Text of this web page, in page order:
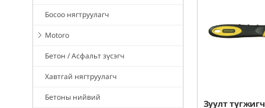
Босоо нягтруулагч
Motoro
Бетон / Асфальт зүсэгч
Хавтгай нягтруулагч
Бетоны нийвий
Зуулт